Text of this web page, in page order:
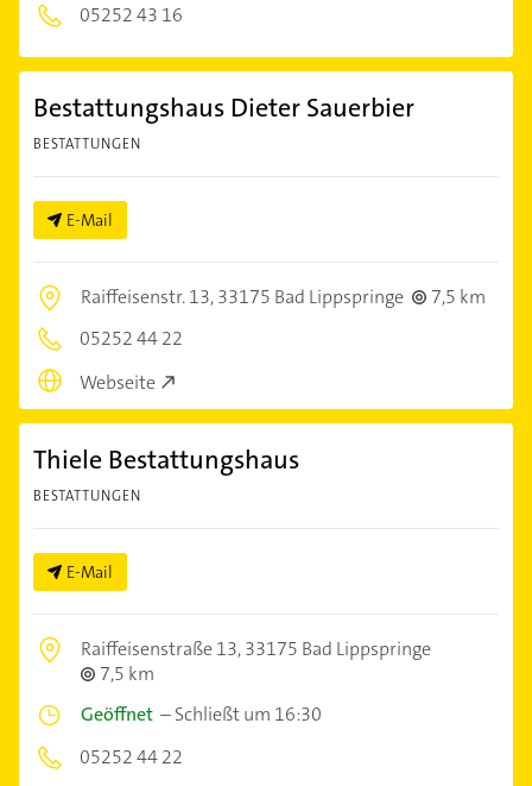
05252 43 16
Bestattungshaus Dieter Sauerbier
BESTATTUNGEN
E-Mail
Raiffeisenstr. 13,33175 Bad Lippspringe
7,5 km
05252 44 22
Webseite
Thiele Bestattungshaus
BESTATTUNGEN
E-Mail
Raiffeisenstraße 13,33175 Bad Lippspringe
7,5 km
Geöffnet –Schließt um 16:30
05252 44 22